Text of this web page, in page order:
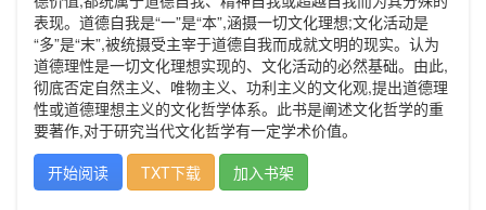
表现。道德自我是“一”是“本”,涵摄一切文化理想;文化活动是
“多”是“末”,被统摄受主宰于道德自我而成就文明的现实。认为
道德理性是一切文化理想实现的、文化活动的必然基础。由此,
彻底否定自然主义、唯物主义、功利主义的文化观,提出道德理
性或道德理想主义的文化哲学体系。此书是阐述文化哲学的重
要著作,对于研究当代文化哲学有一定学术价值。
开始阅读
TXT下载 加入书架